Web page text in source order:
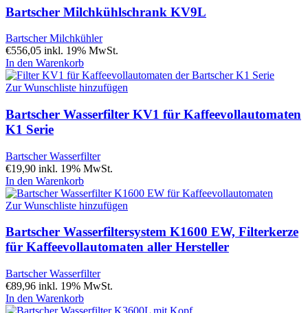
Bartscher Milchkühlschrank KV9L
Bartscher Milchkühler
€556,05 inkl. 19% MwSt.
In den Warenkorb
Zur Wunschliste hinzufügen
Bartscher Wasserfilter KV1 für Kaffeevollautomaten
K1 Serie
Bartscher Wasserfilter
€19,90 inkl. 19% MwSt.
In den Warenkorb
Zur Wunschliste hinzufügen
Bartscher Wasserfiltersystem K1600 EW, Filterkerze
für Kaffeevollautomaten aller Hersteller
Bartscher Wasserfilter
€89,96 inkl. 19% MwSt.
In den Warenkorb